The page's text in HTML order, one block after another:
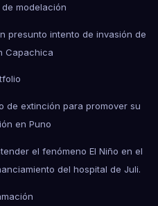
modelación
presunto intento de invasión de
Capachica
de extinción para promover su
en Puno
el fenómeno El Niño en el
del hospital de Juli.